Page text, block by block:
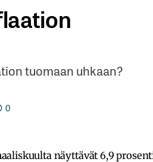
tuomaan uhkaan?
0
näyttävät 6,9